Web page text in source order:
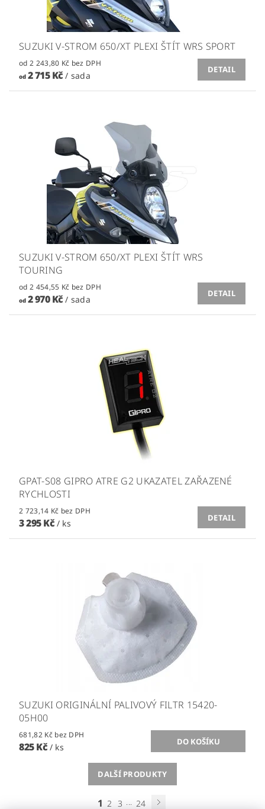
SUZUKI V-STROM 650/XT PLEXI ŠTÍT WRS SPORT
od 2 243,80 Kč bez DPH
od2 715 Kč/ sada
DETAIL
SUZUKI V-STROM 650/XT PLEXI ŠTÍT WRS
TOURING
od 2 454,55 Kč bez DPH
od2 970 Kč/ sada
DETAIL
GPAT-S08 GIPRO ATRE G2 UKAZATEL ZAŘAZENÉ
RYCHLOSTI
2 723,14 Kč bez DPH
3 295 Kč / ks
DETAIL
SUZUKI ORIGINÁLNÍ PALIVOVÝ FILTR 15420-
05H00
681,82 Kč bez DPH
825 Kč / ks
DALŠÍ PRODUKTY
1 2 3 24